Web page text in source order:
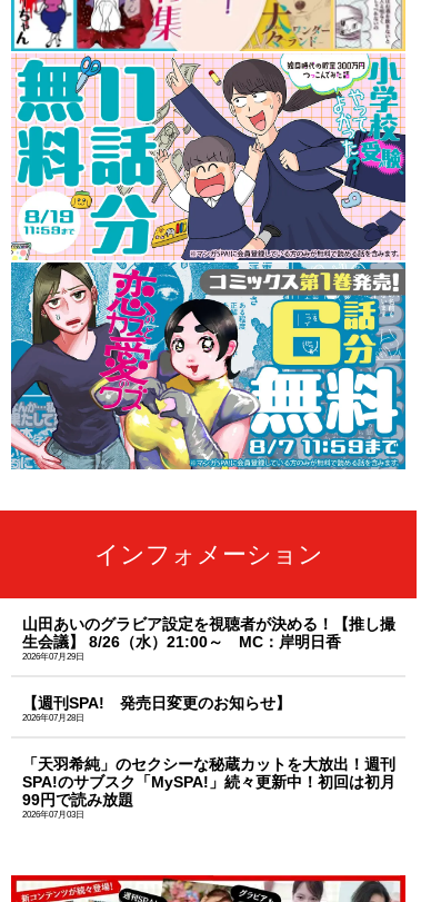
インフォメーション
山田あいのグラビア設定を視聴者が決める！【推し撮
生会議】 8/26（水）21:00～ MC：岸明日香
2026年07月29日
【週刊SPA! 発売日変更のお知らせ】
2026年07月28日
「天羽希純」のセクシーな秘蔵カットを大放出！週刊
SPA!のサブスク「MySPA!」続々更新中！初回は初月
99円で読み放題
2026年07月03日